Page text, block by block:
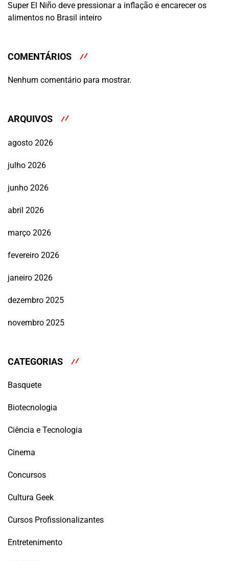
Super El Niño deve pressionar a inflação e encarecer os
alimentos no Brasil inteiro
COMENTÁRIOS
Nenhum comentário para mostrar.
ARQUIVOS
agosto 2026
julho 2026
junho 2026
abril 2026
março 2026
fevereiro 2026
janeiro 2026
dezembro 2025
novembro 2025
CATEGORIAS
Basquete
Biotecnologia
Ciência e Tecnologia
Cinema
Concursos
Cultura Geek
Cursos Profissionalizantes
Entretenimento